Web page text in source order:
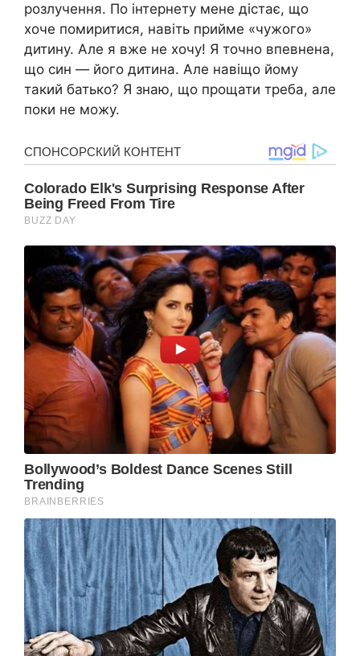
розлучення. По інтернету мене дістає, що
хоче помиритися, навіть прийме «чужого»
дитину. Але я вже не хочу! Я точно впевнена,
що син — його дитина. Але навіщо йому
такий батько? Я знаю, що прощати треба, але
поки не можу.